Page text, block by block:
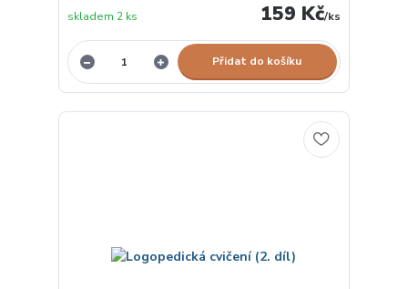
159 Kč/ks
skladem 2 ks
Přidat do košíku